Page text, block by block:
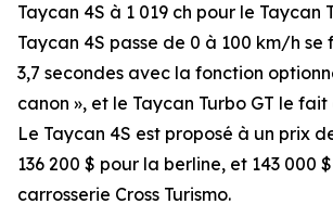
Taycan 4S à 1 019 ch pour le Taycan
Taycan 4S passe de 0 à 100 km/h se
3,7 secondes avec la fonction
canon », et le Taycan Turbo GT le fait
Le Taycan 4S est proposé à un prix
136 200 $ pour la berline, et 143 000
carrosserie Cross Turismo.